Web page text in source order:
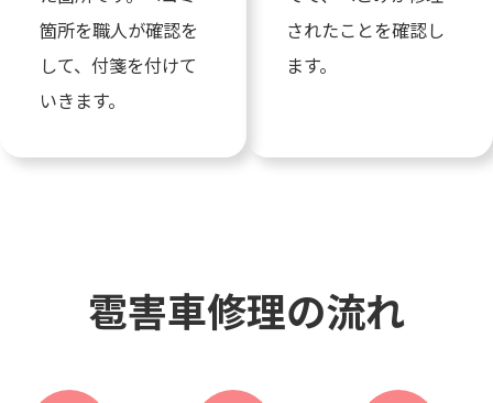
箇所を職人が確認を
して、付箋を付けて
いきます。
されたことを確認し
ます。
雹害車修理の流れ